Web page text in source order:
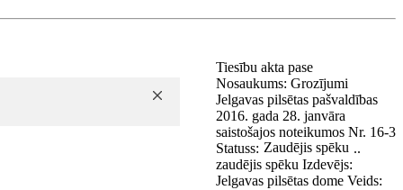
Tiesību akta pase
Nosaukums: Grozījumi
Jelgavas pilsētas pašvaldības
2016. gada 28. janvāra
saistošajos noteikumos Nr. 16-3
..
Statuss: Zaudējis spēku
zaudējis spēku Izdevējs:
Jelgavas pilsētas dome Veids: